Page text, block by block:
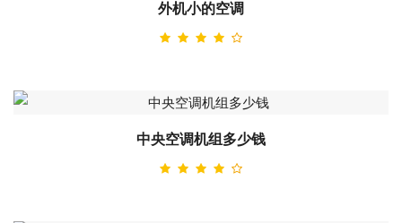
外机小的空调
中央空调机组多少钱